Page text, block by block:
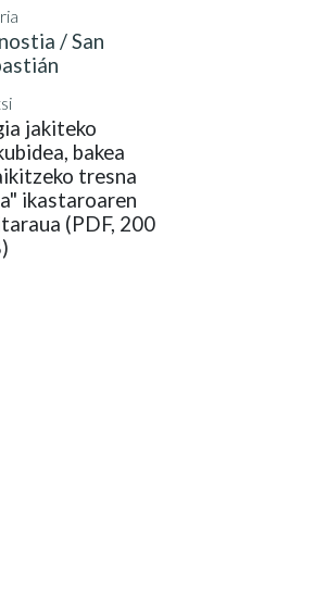
/ San
jakiteko
bakea
tresna
ikastaroaren
(PDF, 200